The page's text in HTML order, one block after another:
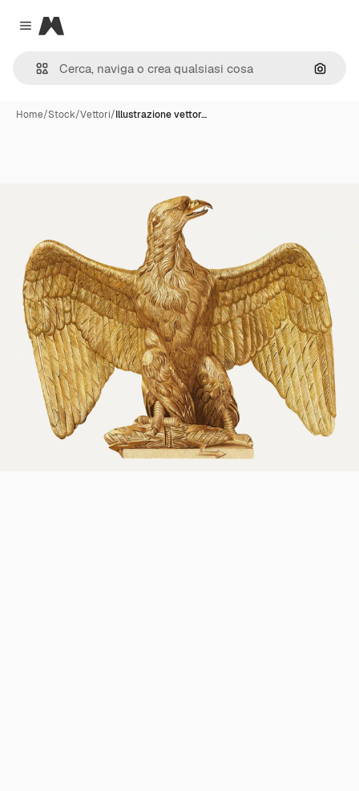
Close menu
Magnific
Cerca
Home/Stock/Vettori/Illustrazione vettor…